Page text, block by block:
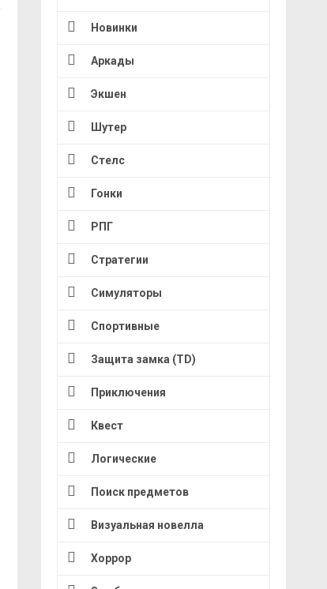
Новинки
Аркады
Экшен
Шутер
Стелс
Гонки
РПГ
Стратегии
Симуляторы
Спортивные
Защита замка (TD)
Приключения
Квест
Логические
Поиск предметов
Визуальная новелла
Хоррор